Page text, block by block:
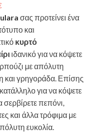
σας προτείνει ένα
και
κυρτό
ιδανικό για να κόψετε
με απόλυτη
και γρηγοράδα. Επίσης
κατάλληλο για να κόψετε
σερβίρετε πεπόνι,
και άλλα τρόφιμα με
ευκολία.